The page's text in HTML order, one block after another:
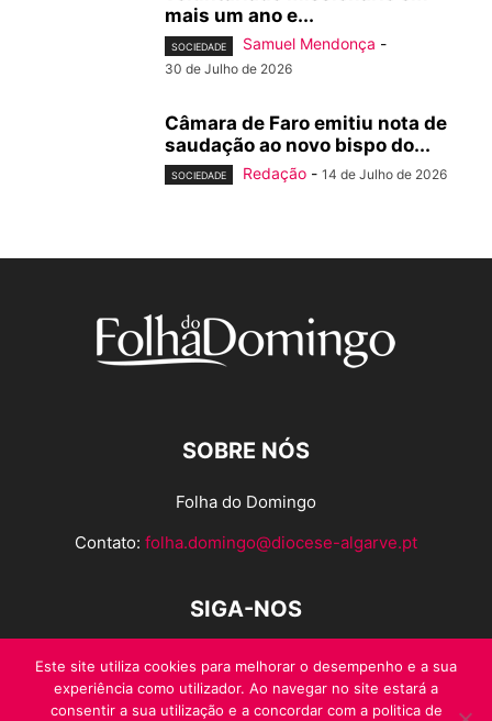
mais um ano e...
SOCIEDADE Samuel Mendonça -
30 de Julho de 2026
Câmara de Faro emitiu nota de
saudação ao novo bispo do...
SOCIEDADE Redação - 14 de Julho de 2026
SOBRE NÓS
Folha do Domingo
Contato: folha.domingo@diocese-algarve.pt
SIGA-NOS
Este site utiliza cookies para melhorar o desempenho e a sua
experiência como utilizador. Ao navegar no site estará a
consentir a sua utilização e a concordar com a politica de